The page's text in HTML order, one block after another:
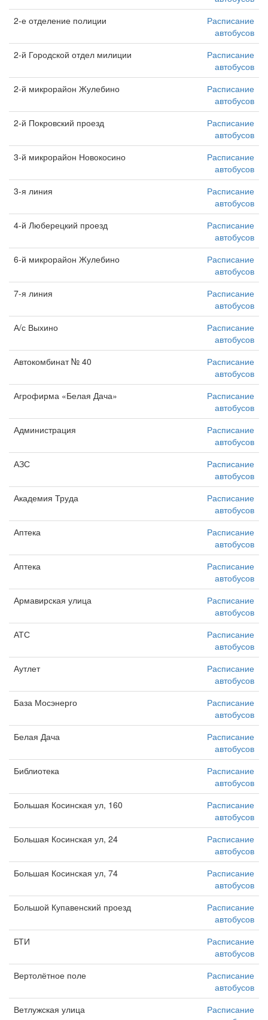
2-е отделение полиции
Расписание
автобусов
2-й Городской отдел милиции
Расписание
автобусов
2-й микрорайон Жулебино
Расписание
автобусов
2-й Покровский проезд
Расписание
автобусов
3-й микрорайон Новокосино
Расписание
автобусов
3-я линия
Расписание
автобусов
4-й Люберецкий проезд
Расписание
автобусов
6-й микрорайон Жулебино
Расписание
автобусов
7-я линия
Расписание
автобусов
А/с Выхино
Расписание
автобусов
Автокомбинат № 40
Расписание
автобусов
Агрофирма «Белая Дача»
Расписание
автобусов
Администрация
Расписание
автобусов
АЗС
Расписание
автобусов
Академия Труда
Расписание
автобусов
Аптека
Расписание
автобусов
Аптека
Расписание
автобусов
Армавирская улица
Расписание
автобусов
АТС
Расписание
автобусов
Аутлет
Расписание
автобусов
База Мосэнерго
Расписание
автобусов
Белая Дача
Расписание
автобусов
Библиотека
Расписание
автобусов
Большая Косинская ул, 160
Расписание
автобусов
Большая Косинская ул, 24
Расписание
автобусов
Большая Косинская ул, 74
Расписание
автобусов
Большой Купавенский проезд
Расписание
автобусов
БТИ
Расписание
автобусов
Вертолётное поле
Расписание
автобусов
Ветлужская улица
Расписание